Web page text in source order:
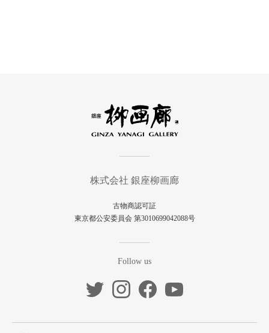
株式会社 銀座柳画廊
古物商認可証
東京都公安委員会 第3010699042088号
Follow us